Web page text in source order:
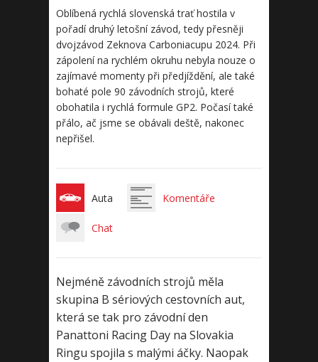
Oblíbená rychlá slovenská trať hostila v
pořadí druhý letošní závod, tedy přesněji
dvojzávod Zeknova Carboniacupu 2024. Při
zápolení na rychlém okruhu nebyla nouze o
zajímavé momenty při předjíždění, ale také
bohaté pole 90 závodních strojů, které
obohatila i rychlá formule GP2. Počasí také
přálo, ač jsme se obávali deště, nakonec
nepřišel.
Auta Komentáře
Chat
Nejméně závodních strojů měla
skupina B sériových cestovních aut,
která se tak pro závodní den
Panattoni Racing Day na Slovakia
Ringu spojila s malými áčky. Naopak